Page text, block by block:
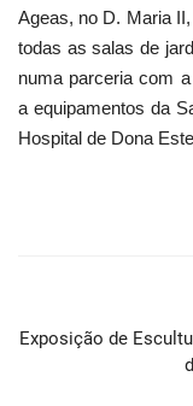
Ageas, no D. Maria
todas as salas de
numa parceria com
a equipamentos da
Hospital de Dona
Exposição de